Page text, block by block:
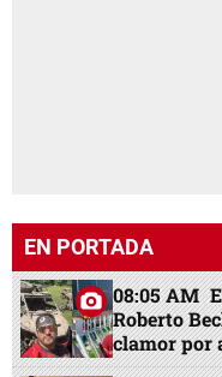
EN PORTADA
08:05 AM
Roberto
clamor por